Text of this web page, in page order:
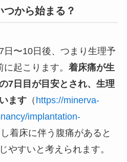
から始まる？
〜10日後、つまり生理予
起こります。 着床痛が生
7日目が目安とされ、生理
ます（ https://minerva-
implantation-
着床に伴う腹痛があると
やすいと考えられます。